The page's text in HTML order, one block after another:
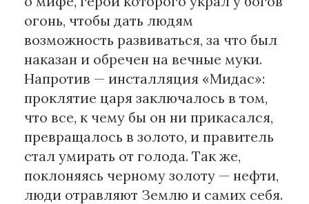
огонь, чтобы дать людям
возможность развиваться, за что был
наказан и обречен на вечные муки.
Напротив — инсталляция «Мидас»:
проклятие царя заключалось в том,
что все, к чему бы он ни прикасался,
превращалось в золото, и правитель
стал умирать от голода. Так же,
поклоняясь черному золоту — нефти,
люди отравляют Землю и самих себя.